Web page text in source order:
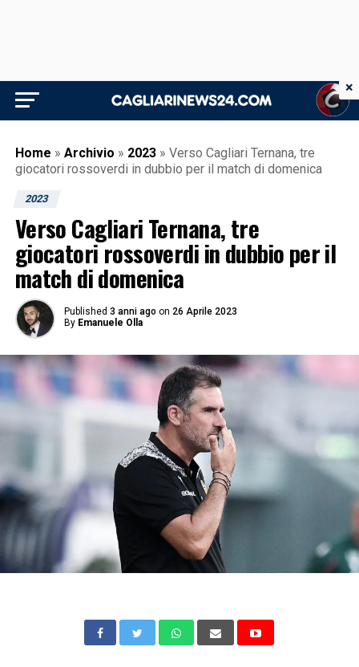
Home » Archivio » 2023 » Verso Cagliari Ternana, tre
giocatori rossoverdi in dubbio per il match di domenica
2023
Verso Cagliari Ternana, tre
giocatori rossoverdi in dubbio per il
match di domenica
Published 3 anni ago on 26 Aprile 2023
By Emanuele Olla
×